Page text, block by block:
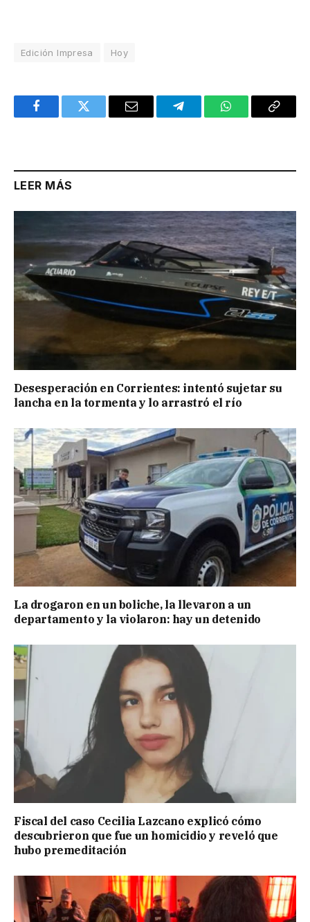
Edición Impresa Hoy
FacebookTwitter Email TelegramWhatsAppCopy
LEER MÁS
Desesperación en Corrientes: intentó sujetar su
lancha en la tormenta y lo arrastró el río
La drogaron en un boliche, la llevaron a un
departamento y la violaron: hay un detenido
Fiscal del caso Cecilia Lazcano explicó cómo
descubrieron que fue un homicidio y reveló que
hubo premeditación